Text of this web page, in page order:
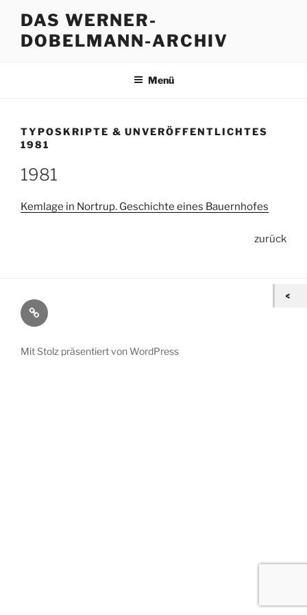
Inhalt
springen
DAS WERNER-
DOBELMANN-ARCHIV
Menü
TYPOSKRIPTE & UNVERÖFFENTLICHTES
1981
1981
Kemlage in Nortrup. Geschichte eines Bauernhofes
zurück
Kontakt
/
Mit Stolz präsentiert von WordPress